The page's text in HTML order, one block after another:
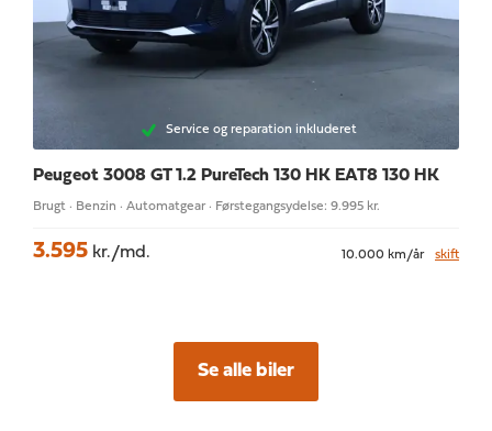
Service og reparation inkluderet
Peugeot 3008 GT 1.2 PureTech 130 HK EAT8 130 HK
Brugt · Benzin · Automatgear · Førstegangsydelse: 9.995 kr.
3.595 kr./md. 10.000 km/år skift
Se alle biler